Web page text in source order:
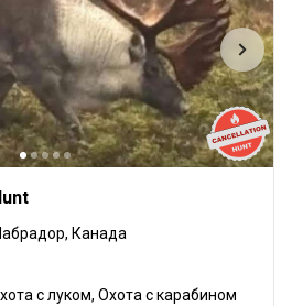
Канада
с луком, Охота с карабином